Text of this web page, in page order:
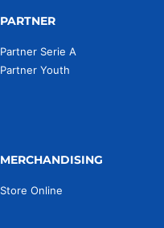
PARTNER
Partner Serie A
Partner Youth
MERCHANDISING
Store Online